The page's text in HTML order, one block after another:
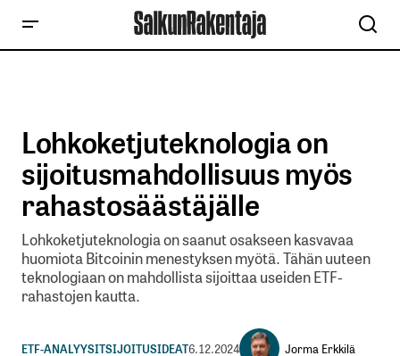
Lohkoketjuteknologia on
sijoitusmahdollisuus myös
rahastosäästäjälle
Lohkoketjuteknologia on saanut osakseen kasvavaa
huomiota Bitcoinin menestyksen myötä. Tähän uuteen
teknologiaan on mahdollista sijoittaa useiden ETF-
rahastojen kautta.
ETF-ANALYYSITSIJOITUSIDEAT6.12.2024
Jorma Erkkilä